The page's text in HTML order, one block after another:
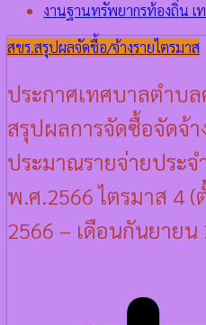
งานฐานทรัพยากรท้องถิ่น เ
สขร.สรุปผลจัดชื้อ/จ้างรายไตรมาส
ประกาศเทศบาลตำบล
สรุปผลการจัดซื้อจัดจ้
ประมาณรายจ่ายประ
พ.ศ.2566 ไตรมาส 4
2566 – เดือนกันยายน